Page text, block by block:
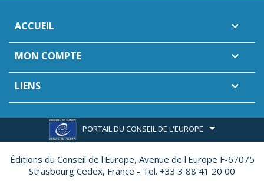
ACCUEIL 
MON COMPTE 
LIENS 
PORTAIL DU CONSEIL DE L'EUROPE
Éditions du Conseil de l'Europe, Avenue de l'Europe F-67075
Strasbourg Cedex, France - Tel. +33 3 88 41 20 00